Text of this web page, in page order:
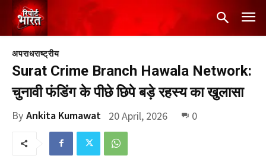
अपराधराष्ट्रीय
Surat Crime Branch Hawala Network:
चुनावी फंडिंग के पीछे छिपे बड़े रहस्य का खुलासा
By Ankita Kumawat 20 April, 2026 0